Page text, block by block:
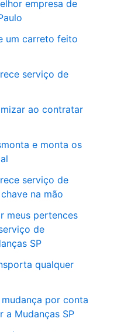
empresa de
um carreto feito
serviço de
ao contratar
e monta os
serviço de
na mão
meus pertences
de
SP
qualquer
por conta
a Mudanças SP